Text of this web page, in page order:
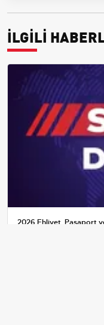
İLGİLİ
2026 Ehliyet, Pasaport